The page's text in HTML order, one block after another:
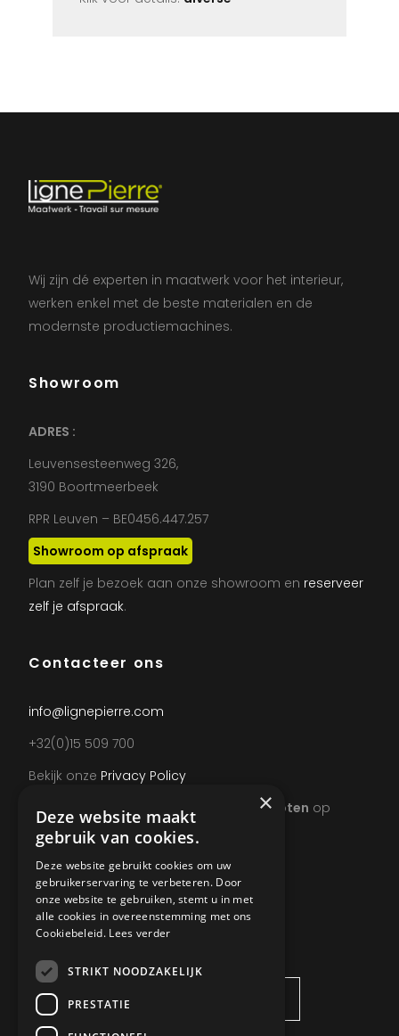
Wij zijn dé experten in maatwerk voor het interieur,
werken enkel met de beste materialen en de
modernste productiemachines.
Showroom
ADRES :
Leuvensesteenweg 326,
3190 Boortmeerbeek
RPR Leuven – BE0456.447.257
Showroom op afspraak
Plan zelf je bezoek aan onze showroom en reserveer
zelf je afspraak.
Contacteer ons
info@lignepierre.com
+32(0)15 509 700
Bekijk onze Privacy Policy
Wegens teambuilding uitzonderlijk
gesloten op
donderdag 20 augustus vanaf 13u.
VRAAG INFO AAN
×
Deze website maakt
gebruik van cookies.
Deze website gebruikt cookies om uw
gebruikerservaring te verbeteren. Door
onze website te gebruiken, stemt u in met
alle cookies in overeenstemming met ons
Cookiebeleid. Lees verder
STRIKT NOODZAKELIJK
PRESTATIE